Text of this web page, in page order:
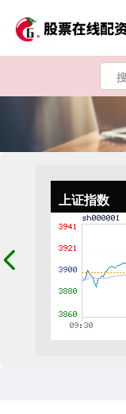
上证指数